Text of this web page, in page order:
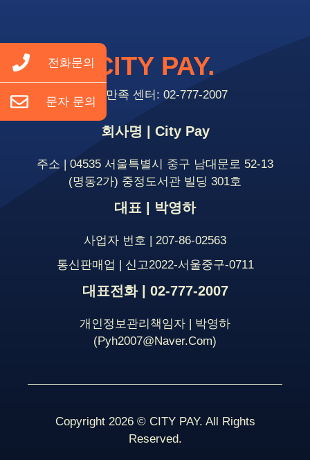
전화문의
문자 문의
회사명 | City Pay
주소 | 04535 서울특별시 중구 남대문로 52-13
(명동2가) 중정도서관 빌딩 301호
대표 | 박영하
사업자 번호 | 207-86-02563
통신판매업 | 신고2022-서울중구-0711
대표전화 | 02-777-2007
개인정보관리책임자 | 박영하
(pyh2007@naver.com)
CITY PAY.
고객만족 센터: 02-777-2007
Copyright 2026 © CITY PAY. All Rights
Reserved.